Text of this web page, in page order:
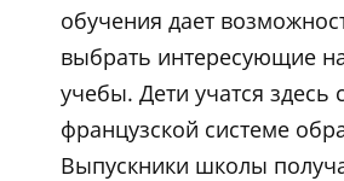
обучения дает
выбрать интересующие
учебы. Дети учатся здесь
французской системе
Выпускники школы